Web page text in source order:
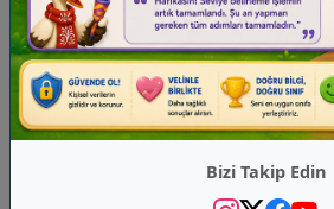
Çevrim İçi
Bizi Takip Edin